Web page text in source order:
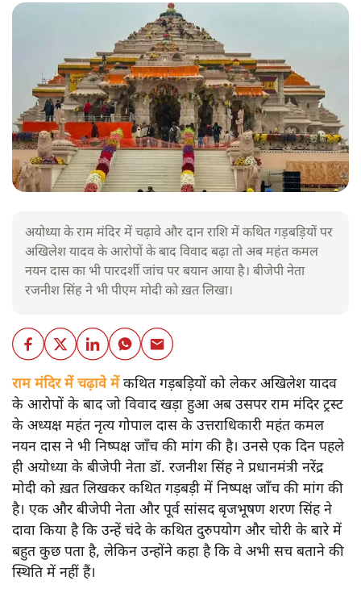
अयोध्या के राम मंदिर में चढ़ावे और दान राशि में कथित गड़बड़ियों पर
अखिलेश यादव के आरोपों के बाद विवाद बढ़ा तो अब महंत कमल
नयन दास का भी पारदर्शी जांच पर बयान आया है। बीजेपी नेता
रजनीश सिंह ने भी पीएम मोदी को ख़त लिखा।
राम मंदिर में चढ़ावे मेंकथित गड़बड़ियों को लेकर अखिलेश यादव
के आरोपों के बाद जो विवाद खड़ा हुआ अब उसपर राम मंदिर ट्रस्ट
के अध्यक्ष महंत नृत्य गोपाल दास के उत्तराधिकारी महंत कमल
नयन दास ने भी निष्पक्ष जाँच की मांग की है। उनसे एक दिन पहले
ही अयोध्या के बीजेपी नेता डॉ. रजनीश सिंह ने प्रधानमंत्री नरेंद्र
मोदी को ख़त लिखकर कथित गड़बड़ी में निष्पक्ष जाँच की मांग की
है। एक और बीजेपी नेता और पूर्व सांसद बृजभूषण शरण सिंह ने
दावा किया है कि उन्हें चंदे के कथित दुरुपयोग और चोरी के बारे में
बहुत कुछ पता है, लेकिन उन्होंने कहा है कि वे अभी सच बताने की
स्थिति में नहीं हैं।